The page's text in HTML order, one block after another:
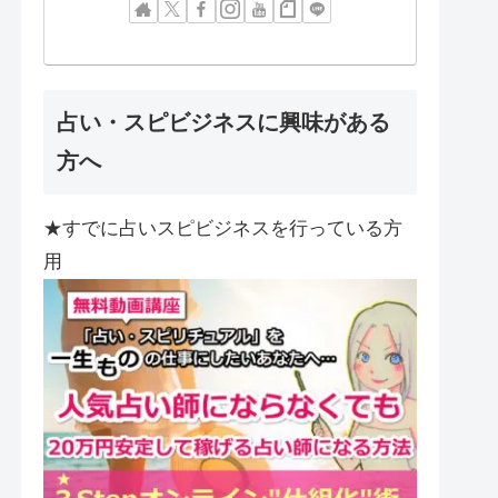
占い・スピビジネスに興味がある
方へ
★すでに占いスピビジネスを行っている方
用